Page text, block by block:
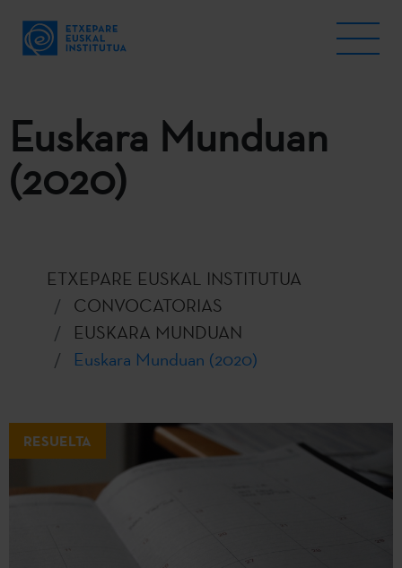
Euskara Munduan
(2020)
ETXEPARE EUSKAL INSTITUTUA
CONVOCATORIAS
EUSKARA MUNDUAN
Euskara Munduan (2020)
RESUELTA